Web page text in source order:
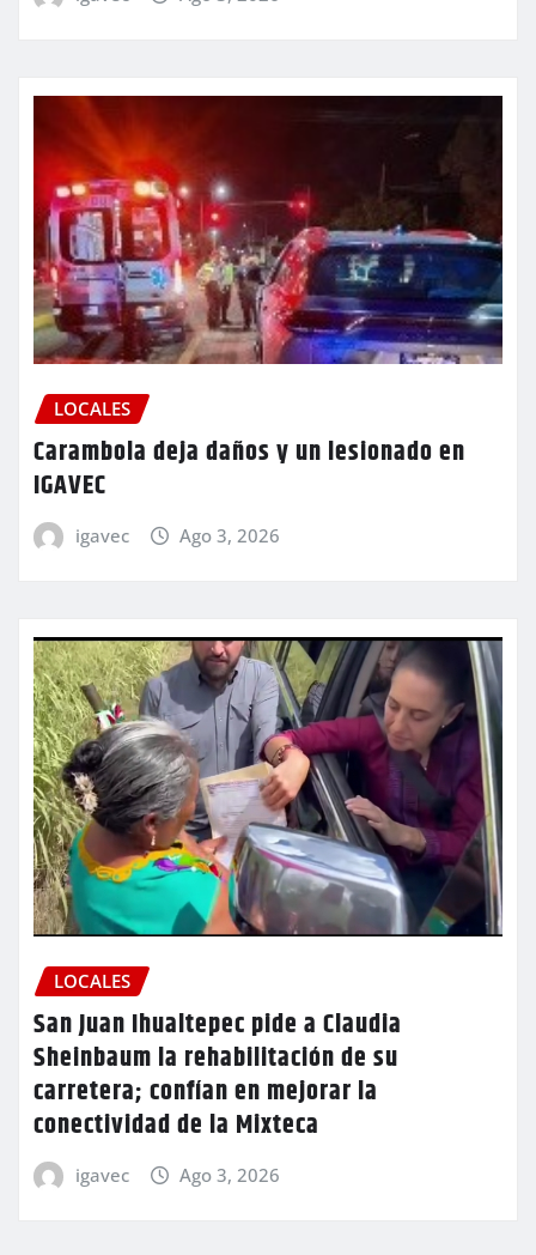
LOCALES
Carambola deja daños y un lesionado en
IGAVEC
igavec Ago 3, 2026
LOCALES
San Juan Ihualtepec pide a Claudia
Sheinbaum la rehabilitación de su
carretera; confían en mejorar la
conectividad de la Mixteca
igavec Ago 3, 2026